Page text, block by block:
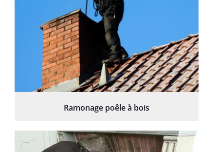
Ramonage poêle à bois